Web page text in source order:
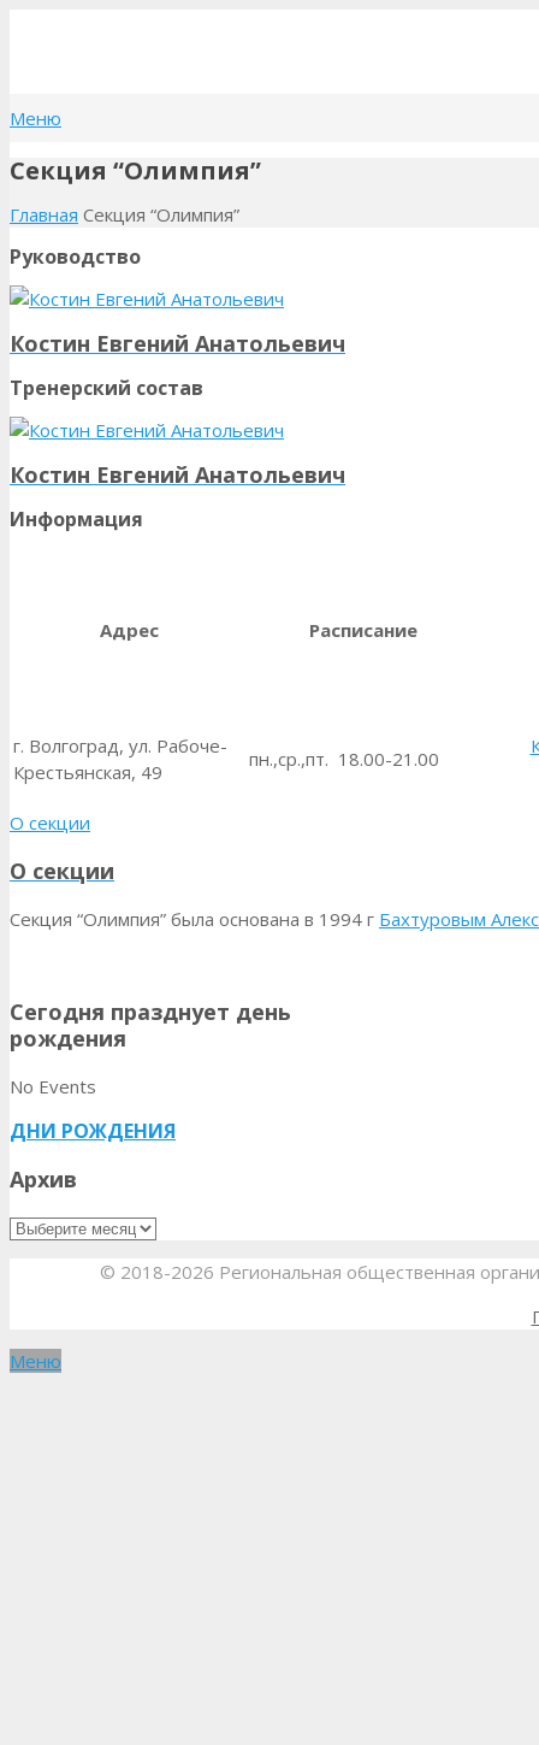
Меню
Секция “Олимпия”
Главная Секция “Олимпия”
Руководство
Костин Евгений Анатольевич
Тренерский состав
Костин Евгений Анатольевич
Информация
Адрес Расписание
г. Волгоград, ул. Рабоче-
Крестьянская, 49
пн.,ср.,пт. 18.00-21.00
О секции
О секции
Секция “Олимпия” была основана в 1994 г Бахтуровым
Сегодня празднует день
рождения
No Events
ДНИ РОЖДЕНИЯ
Архив
© 2018-2026 Региональная общественная
Меню